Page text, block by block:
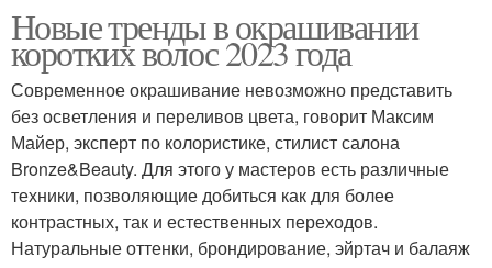
Новые тренды в окрашивании
коротких волос 2023 года
Современное окрашивание невозможно представить
без осветления и переливов цвета, говорит Максим
Майер, эксперт по колористике, стилист салона
Bronze&Beauty. Для этого у мастеров есть различные
техники, позволяющие добиться как для более
контрастных, так и естественных переходов.
Натуральные оттенки, брондирование, эйртач и балаяж